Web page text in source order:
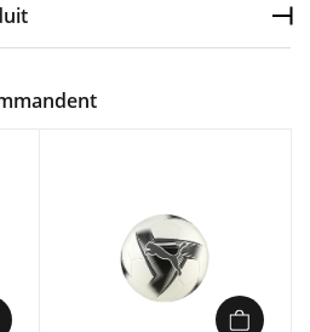
de ton équipe préférée.
pour l'entraînement et les
à la machine, TPU brillant